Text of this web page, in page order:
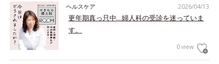
2026/04/13
ヘルスケア
更年期真っ只中…婦人科の受診を迷っていま
す。
0 view